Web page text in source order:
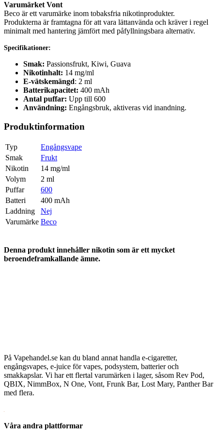
Varumärket Vont
Beco är ett varumärke inom tobaksfria nikotinprodukter.
Produkterna är framtagna för att vara lättanvända och kräver i regel
minimalt med hantering jämfört med påfyllningsbara alternativ.
Specifikationer:
Smak: Passionsfrukt, Kiwi, Guava
Nikotinhalt: 14 mg/ml
E-vätskemängd: 2 ml
Batterikapacitet: 400 mAh
Antal puffar: Upp till 600
Användning: Engångsbruk, aktiveras vid inandning.
Produktinformation
Typ
Engångsvape
Smak
Frukt
Nikotin
14 mg/ml
Volym
2 ml
Puffar
600
Batteri
400 mAh
Laddning
Nej
Varumärke Beco
Denna produkt innehåller nikotin som är ett mycket
beroendeframkallande ämne.
På Vapehandel.se kan du bland annat handla e-cigaretter,
engångsvapes, e-juice för vapes, podsystem, batterier och
smakkapslar. Vi har ett flertal varumärken i lager, såsom Rev Pod,
QBIX, NimmBox, N One, Vont, Frunk Bar, Lost Mary, Panther Bar
med flera.
Våra andra plattformar